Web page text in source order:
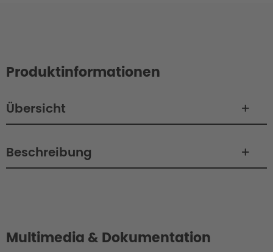
Produktinformationen
Übersicht
Beschreibung
Multimedia & Dokumentation